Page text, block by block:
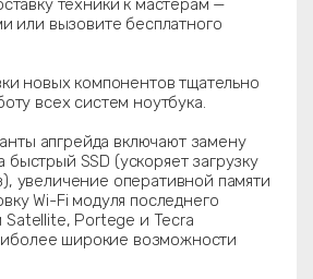
техники к мастерам —
или вызовите бесплатного
новых компонентов тщательно
всех систем ноутбука.
апгрейда включают замену
быстрый SSD (ускоряет загрузку
увеличение оперативной памяти
Wi-Fi модуля последнего
Satellite, Portege и Tecra
широкие возможности